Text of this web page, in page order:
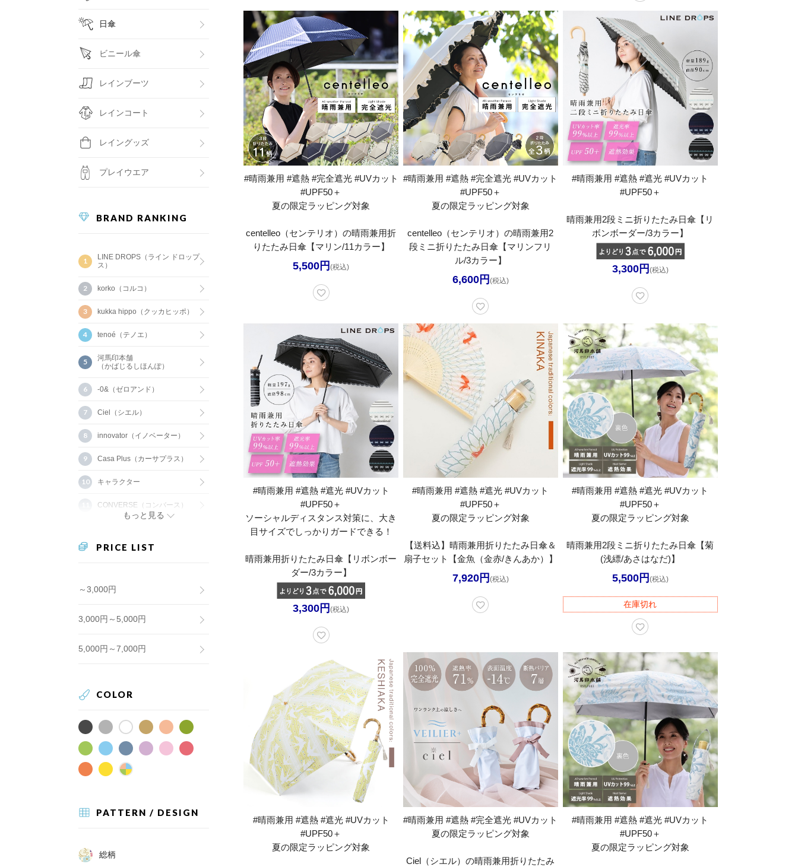
日傘
ビニール傘
レインブーツ
レインコート
レイングッズ
プレイウエア
BRAND RANKING
LINE DROPS（ライン ドロップ
ス）
korko（コルコ）
kukka hippo（クッカヒッポ）
tenoé（テノエ）
河馬印本舗
（かばじるしほんぽ）
-0&（ゼロアンド）
Ciel（シエル）
innovator（イノベーター）
Casa Plus（カーサプラス）
キャラクター
CONVERSE（コンバース）
もっと見る
PRICE LIST
～3,000円
3,000円～5,000円
5,000円～7,000円
COLOR
PATTERN / DESIGN
総柄
#晴雨兼用 #遮熱 #完全遮光 #UVカット
#UPF50＋
夏の限定ラッピング対象
centelleo（センテリオ）の晴雨兼用折
りたたみ日傘【マリン/11カラー】
5,500円 (税込)
#晴雨兼用 #遮熱 #完全遮光 #UVカット
#UPF50＋
夏の限定ラッピング対象
centelleo（センテリオ）の晴雨兼用2
段ミニ折りたたみ日傘【マリンフリ
ル/3カラー】
6,600円 (税込)
#晴雨兼用 #遮熱 #遮光 #UVカット
#UPF50＋
晴雨兼用2段ミニ折りたたみ日傘【リ
ボンボーダー/3カラー】
3,300円 (税込)
#晴雨兼用 #遮熱 #遮光 #UVカット
#UPF50＋
ソーシャルディスタンス対策に、大き
目サイズでしっかりガードできる！
晴雨兼用折りたたみ日傘【リボンボー
ダー/3カラー】
3,300円 (税込)
#晴雨兼用 #遮熱 #遮光 #UVカット
#UPF50＋
夏の限定ラッピング対象
【送料込】晴雨兼用折りたたみ日傘＆
扇子セット【金魚（金赤/きんあか）】
7,920円 (税込)
#晴雨兼用 #遮熱 #遮光 #UVカット
#UPF50＋
夏の限定ラッピング対象
晴雨兼用2段ミニ折りたたみ日傘【菊
(浅縹/あさはなだ)】
5,500円 (税込)
在庫切れ
#晴雨兼用 #遮熱 #遮光 #UVカット
#UPF50＋
夏の限定ラッピング対象
#晴雨兼用 #遮熱 #完全遮光 #UVカット
夏の限定ラッピング対象
Ciel（シエル）の晴雨兼用折りたたみ
#晴雨兼用 #遮熱 #遮光 #UVカット
#UPF50＋
夏の限定ラッピング対象